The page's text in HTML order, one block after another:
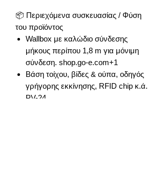
📦 Περιεχόμενα συσκευασίας / Φύση
του προϊόντος
Wallbox με καλώδιο σύνδεσης
μήκους περίπου 1,8 m για μόνιμη
σύνδεση. shop.go-e.com+1
Βάση τοίχου, βίδες & ούπα, οδηγός
γρήγορης εκκίνησης, RFID chip κ.ά.
PV-24